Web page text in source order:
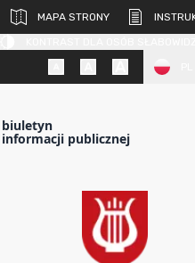
MAPA STRONY
biuletyn
informacji publicznej